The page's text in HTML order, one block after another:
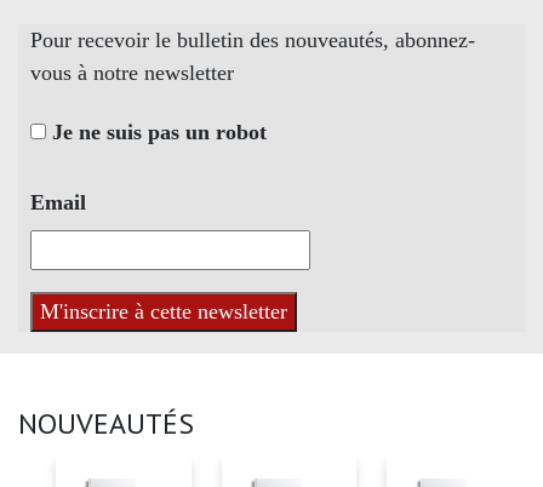
Pour recevoir le bulletin des nouveautés, abonnez-
vous à notre newsletter
Je ne suis pas un robot
Email
NOUVEAUTÉS